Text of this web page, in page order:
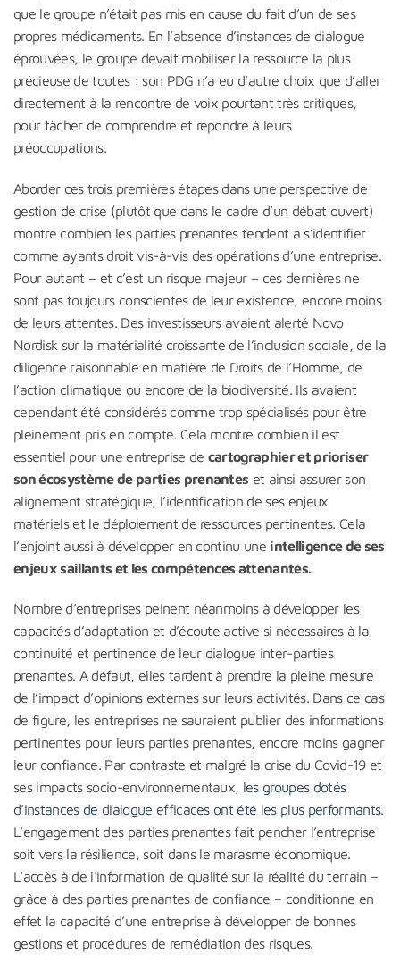
que le groupe n’était pas mis en cause du fait d’un de ses
propres médicaments. En l’absence d’instances de dialogue
éprouvées, le groupe devait mobiliser la ressource la plus
précieuse de toutes : son PDG n’a eu d’autre choix que d’aller
directement à la rencontre de voix pourtant très critiques,
pour tâcher de comprendre et répondre à leurs
préoccupations.
Aborder ces trois premières étapes dans une perspective de
gestion de crise (plutôt que dans le cadre d’un débat ouvert)
montre combien les parties prenantes tendent à s’identifier
comme ayants droit vis-à-vis des opérations d’une entreprise.
Pour autant – et c’est un risque majeur – ces dernières ne
sont pas toujours conscientes de leur existence, encore moins
de leurs attentes. Des investisseurs avaient alerté Novo
Nordisk sur la matérialité croissante de l’inclusion sociale, de la
diligence raisonnable en matière de Droits de l’Homme, de
l’action climatique ou encore de la biodiversité. Ils avaient
cependant été considérés comme trop spécialisés pour être
pleinement pris en compte. Cela montre combien il est
essentiel pour une entreprise de cartographier et prioriser
son écosystème de parties prenantes et ainsi assurer son
alignement stratégique, l’identification de ses enjeux
matériels et le déploiement de ressources pertinentes. Cela
l’enjoint aussi à développer en continu une intelligence de ses
enjeux saillants et les compétences attenantes.
Nombre d’entreprises peinent néanmoins à développer les
capacités d’adaptation et d’écoute active si nécessaires à la
continuité et pertinence de leur dialogue inter-parties
prenantes. A défaut, elles tardent à prendre la pleine mesure
de l’impact d’opinions externes sur leurs activités. Dans ce cas
de figure, les entreprises ne sauraient publier des informations
pertinentes pour leurs parties prenantes, encore moins gagner
leur confiance. Par contraste et malgré la crise du Covid-19 et
ses impacts socio-environnementaux, les groupes dotés
d’instances de dialogue efficaces ont été les plus performants.
L’engagement des parties prenantes fait pencher l’entreprise
soit vers la résilience, soit dans le marasme économique.
L’accès à de l’information de qualité sur la réalité du terrain –
grâce à des parties prenantes de confiance – conditionne en
effet la capacité d’une entreprise à développer de bonnes
gestions et procédures de remédiation des risques.